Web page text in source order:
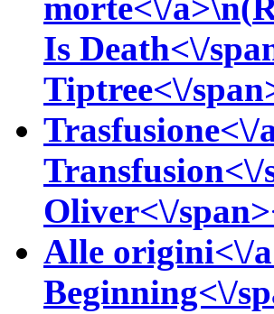
morte<\/a>\n(
Is Death<\/
Tiptree<\/
Trasfusione<\/
Oliver<\/
Alle origini<\/
Beginning<\/